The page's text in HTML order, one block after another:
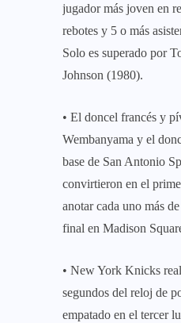
jugador más joven en
rebotes y 5 o más
Solo es superado por
Johnson (1980).
• El doncel francés y
Wembanyama y el
base de San Antonio
convirtieron en el
anotar cada uno más
final en Madison
• New York Knicks
segundos del reloj de
empatado en el tercer